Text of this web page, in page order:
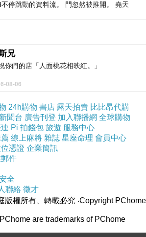
動市場在去年底一度降溫後，
本周五即將公布的非農就業報
資深經濟學家 José Torres
導入、能源成本上升、高利率及
可能對勞動市場造成壓力，但
現韌性。」
，也讓聯準會 (Fed) 有更多空
，尤其是在伊朗戰爭推升油價
新發布的《褐皮書》指出，在
區中，有 10 個地區經濟活動呈
。
理協會 (ISM) 公布的服務業數
也顯示通膨壓力持續升高。ISM
月進一步上升至 54.5，高於市
指出，已連續第三個月沒有任
停跳動的資料流。 門忽然被推開。 堯天
兄
你們的店「人面桃花相映紅。」
08-06
24h購物 書店 露天拍賣 比比昂代購
聞台 廣告刊登 加入聯播網 全球購物
Pi 拍錢包 旅遊 服務中心
線上麻將 雜誌 星座命理 會員中心
憑證 企業簡訊
件
全
聯絡 徵才
版權所有、轉載必究 ‧Copyright PChome
are trademarks of PChome